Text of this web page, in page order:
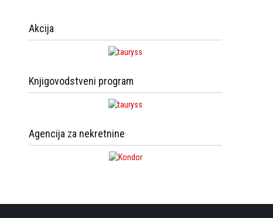
Akcija
Knjigovodstveni program
Agencija za nekretnine